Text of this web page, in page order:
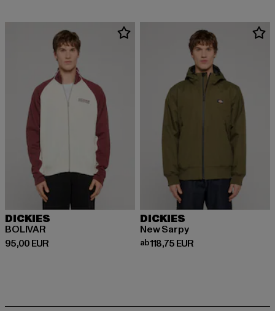
DICKIES
BOLIVAR
95,00 EUR
Derzeitiger Preis: 95,00 EUR
DICKIES
New Sarpy
ab118,75 EUR
Derzeitiger Preis: ab 118,75 EUR